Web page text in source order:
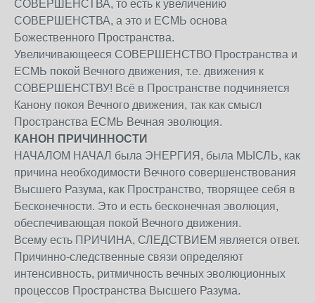
СОВЕРШЕНСТВА, то есть к увеличению
СОВЕРШЕНСТВА, а это и ЕСМЬ основа
Божественного Пространства.
Увеличивающееся СОВЕРШЕНСТВО Пространства и
ЕСМЬ покой Вечного движения, т.е. движения к
СОВЕРШЕНСТВУ! Всё в Пространстве подчиняется
Канону покоя Вечного движения, так как смысл
Пространства ЕСМЬ Вечная эволюция.
КАНОН ПРИЧИННОСТИ
НАЧАЛОМ НАЧАЛ была ЭНЕРГИЯ, была МЫСЛЬ, как
причина необходимости Вечного совершенствования
Высшего Разума, как Пространство, творящее себя в
Бесконечности. Это и есть бесконечная эволюция,
обеспечивающая покой Вечного движения.
Всему есть ПРИЧИНА, СЛЕДСТВИЕМ является ответ.
Причинно-следственные связи определяют
интенсивность, ритмичность вечных эволюционных
процессов Пространства Высшего Разума.